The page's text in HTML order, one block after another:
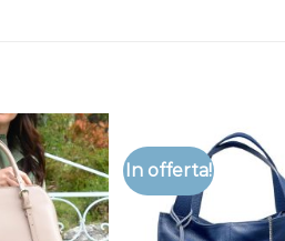
In offerta!